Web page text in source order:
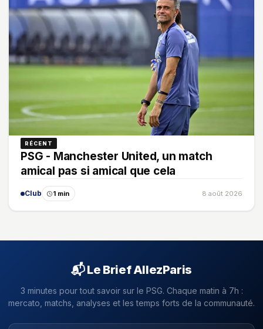
RÉCENT
PSG - Manchester United, un match
amical pas si amical que cela
Club 1 min 8 août 2026
📬 Le Brief AllezParis
3 minutes pour tout savoir sur le PSG. Chaque matin à 7h :
mercato, matchs, analyses et les temps forts de la communauté.